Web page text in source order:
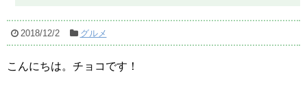
2018/12/2 グルメ
こんにちは。チョコです！